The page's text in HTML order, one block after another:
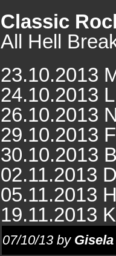
Classic
All Hell
23.10.2013
24.10.2013
26.10.2013
29.10.2013
30.10.2013
02.11.2013
05.11.2013
19.11.2013
07/10/13 by Gisela